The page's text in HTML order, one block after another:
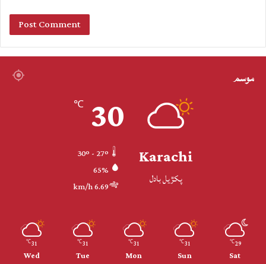
موسم
Karachi
پکڙيل بادل
30
℃
65%
6.69 km/h
29
℃
Sat
31
℃
Sun
31
℃
Mon
31
℃
Tue
31
℃
Wed